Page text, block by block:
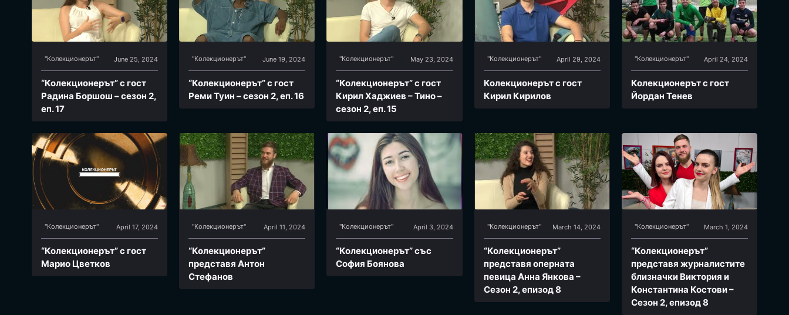
"Колекционерът" June 25, 2024
“Колекционерът” с гост
Радина Боршош – сезон 2,
еп. 17
"Колекционерът" June 19, 2024
“Колекционерът” с гост
Реми Туин – сезон 2, еп. 16
"Колекционерът" May 23, 2024
“Колекционерът” с гост
Кирил Хаджиев – Тино –
сезон 2, еп. 15
"Колекционерът" April 29, 2024
Колекционерът с гост
Кирил Кирилов
"Колекционерът" April 24, 2024
Колекционерът с гост
Йордан Тенев
"Колекционерът" April 17, 2024
“Колекционерът” с гост
Марио Цветков
"Колекционерът" April 11, 2024
“Колекционерът”
представя Антон
Стефанов
"Колекционерът" April 3, 2024
“Колекционерът” със
София Боянова
"Колекционерът" March 14, 2024
“Колекционерът”
представя оперната
певица Анна Янкова –
Сезон 2, епизод 8
"Колекционерът" March 1, 2024
“Колекционерът”
представя журналистите
близначки Виктория и
Константина Костови –
Сезон 2, епизод 8